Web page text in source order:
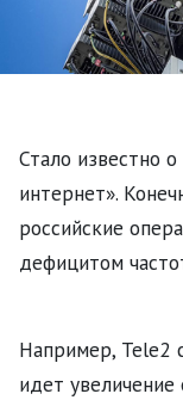
Стало известно
интернет».
российские
дефицитом
Например, Tele2
идет